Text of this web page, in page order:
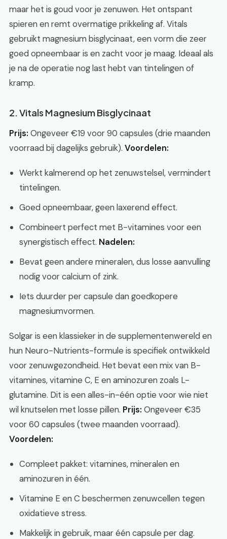
maar het is goud voor je zenuwen. Het ontspant
spieren en remt overmatige prikkeling af. Vitals
gebruikt magnesium bisglycinaat, een vorm die zeer
goed opneembaar is en zacht voor je maag. Ideaal als
je na de operatie nog last hebt van tintelingen of
kramp.
2. Vitals Magnesium Bisglycinaat
Prijs: Ongeveer €19 voor 90 capsules (drie maanden
voorraad bij dagelijks gebruik). Voordelen:
Werkt kalmerend op het zenuwstelsel, vermindert
tintelingen.
Goed opneembaar, geen laxerend effect.
Combineert perfect met B-vitamines voor een
synergistisch effect. Nadelen:
Bevat geen andere mineralen, dus losse aanvulling
nodig voor calcium of zink.
Iets duurder per capsule dan goedkopere
magnesiumvormen.
Solgar is een klassieker in de supplementenwereld en
hun Neuro-Nutrients-formule is specifiek ontwikkeld
voor zenuwgezondheid. Het bevat een mix van B-
vitamines, vitamine C, E en aminozuren zoals L-
glutamine. Dit is een alles-in-één optie voor wie niet
wil knutselen met losse pillen. Prijs: Ongeveer €35
voor 60 capsules (twee maanden voorraad).
Voordelen:
Compleet pakket: vitamines, mineralen en
aminozuren in één.
Vitamine E en C beschermen zenuwcellen tegen
oxidatieve stress.
Makkelijk in gebruik, maar één capsule per dag.